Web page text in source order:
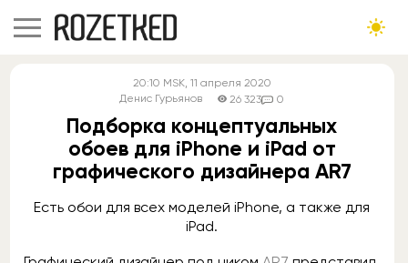
20:10 MSK, 11 апреля 2020
Денис Гурьянов
26 323 0
Подборка концептуальных
обоев для iPhone и iPad от
графического дизайнера AR7
Есть обои для всех моделей iPhone, а также для
iPad.